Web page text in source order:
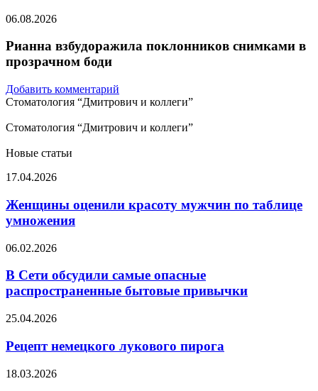
06.08.2026
Рианна взбудоражила поклонников снимками в
прозрачном боди
Добавить комментарий
Стоматология “Дмитрович и коллеги”
Стоматология “Дмитрович и коллеги”
Новые статьи
Женщины
красоту
мужчин
по
умножения
17.04.2026
Женщины оценили красоту мужчин по таблице
умножения
В
обсудили
опасные
бытовые
06.02.2026
В Сети обсудили самые опасные
распространенные бытовые привычки
Рецепт
лукового
пирога
25.04.2026
Рецепт немецкого лукового пирога
Ежегодно
18.03.2026